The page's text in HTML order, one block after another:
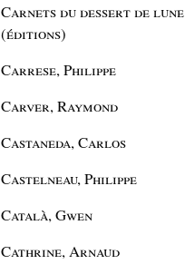
Carnets du dessert de lune
(éditions)
Carrese, Philippe
Carver, Raymond
Castaneda, Carlos
Castelneau, Philippe
Català, Gwen
Cathrine, Arnaud